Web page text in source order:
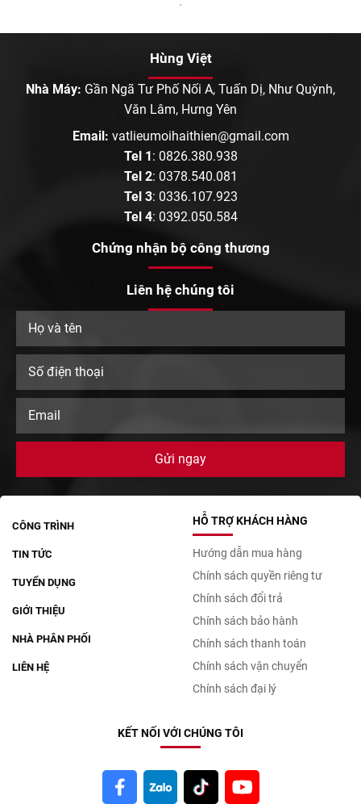
Hùng Việt
Nhà Máy: Gần Ngã Tư Phố Nối A, Tuấn Dị, Như Quỳnh,
Văn Lâm, Hưng Yên
Email: vatlieumoihaithien@gmail.com
Tel 1: 0826.380.938
Tel 2: 0378.540.081
Tel 3: 0336.107.923
Tel 4: 0392.050.584
Chứng nhận bộ công thương
Liên hệ chúng tôi
CÔNG TRÌNH
TIN TỨC
TUYỂN DỤNG
GIỚI THIỆU
NHÀ PHÂN PHỐI
LIÊN HỆ
HỖ TRỢ KHÁCH HÀNG
Hướng dẫn mua hàng
Chính sách quyền riêng tư
Chính sách đổi trả
Chính sách bảo hành
Chính sách thanh toán
Chính sách vận chuyển
Chính sách đại lý
KẾT NỐI VỚI CHÚNG TÔI